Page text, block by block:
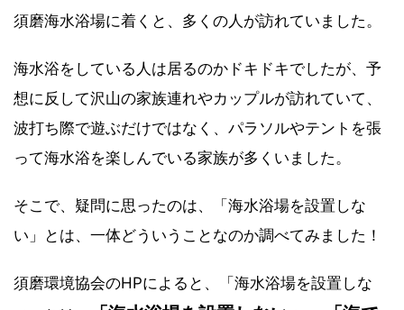
須磨海水浴場に着くと、多くの人が訪れていました。
海水浴をしている人は居るのかドキドキでしたが、予
想に反して沢山の家族連れやカップルが訪れていて、
波打ち際で遊ぶだけではなく、パラソルやテントを張
って海水浴を楽しんでいる家族が多くいました。
そこで、疑問に思ったのは、「海水浴場を設置しな
い」とは、一体どういうことなのか調べてみました！
須磨環境協会のHPによると、「海水浴場を設置しな